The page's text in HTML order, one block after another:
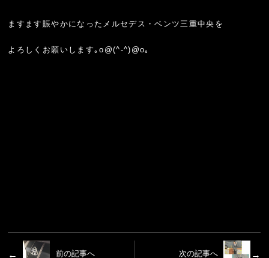
ますます賑やかになったメルセデス・ベンツ三重中央を
よろしくお願いします｡o@(^-^)@o｡
前の記事へ 次の記事へ